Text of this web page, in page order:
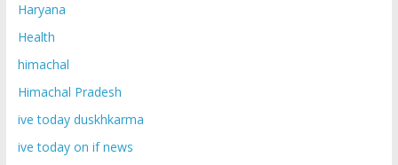
Haryana
Health
himachal
Himachal Pradesh
ive today duskhkarma
ive today on if news